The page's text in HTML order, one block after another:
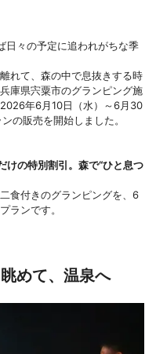
日々の予定に追われがちな季
れて、森の中で息抜きする時
庫県宍粟市のグランピング施
年6月10日（水）～6月30
の販売を開始しました。
けの特別割引。森で“ひと息つ
食付きのグランピングを、6
ランです。
めて、温泉へ